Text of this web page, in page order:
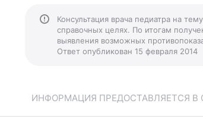
Консультация врача педиатра на
справочных целях. По итогам
выявления возможных
Ответ опубликован 15 февраля 2014
ИНФОРМАЦИЯ ПРЕДОСТАВЛЯЕТСЯ В